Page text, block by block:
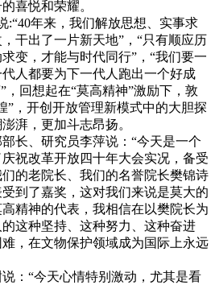
喜悦和荣耀。
年来，我们解放思想、实事求
干出了一片新天地”，“只有顺应历
变，才能与时代同行”，“我们要一
人都要为下一代人跑出一个好成
，回想起在“莫高精神”激励下，敦
”，开创开放管理新模式中的大胆探
湃，更加斗志昂扬。
长、研究员李萍说：“今天是一个
祝改革开放四十年大会实况，备受
的老院长、我们的名誉院长樊锦诗
到了嘉奖，这对我们来说是莫大的
精神的代表，我相信在以樊院长为
这种坚持、这种努力、这种奋进
，在文物保护领域成为国际上永远
：“今天心情特别激动，尤其是看